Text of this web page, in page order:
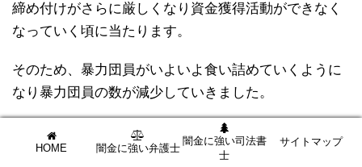
締め付けがさらに厳しくなり資金獲得活動ができなく
なっていく頃に当たります。
そのため、暴力団員がいよいよ食い詰めていくように
なり暴力団員の数が減少していきました。
HOME 闇金に強い弁護士
闇金に強い司法書
士
サイトマップ